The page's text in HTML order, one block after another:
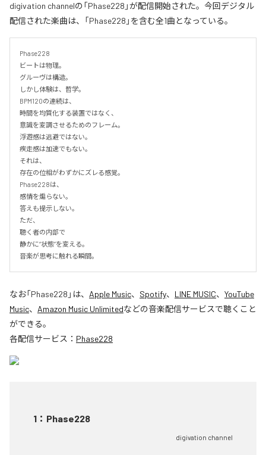
digivation channelの「Phase228」が配信開始された。今回デジタル
配信された楽曲は、「Phase228」を含む全1曲となっている。
Phase228
ビートは物理。
グルーヴは構造。
しかし体験は、哲学。
BPM120の連続は、
時間を均質化する装置ではなく、
意識を変調させるためのフレーム。
浮遊感は逃避ではない。
疾走感は加速でもない。
それは、
存在の位相がわずかにズレる感覚。
Phase228は、
感情を煽らない。
答えも提示しない。
ただ、
聴く者の内部で
静かに“状態”を変える。
音楽が思考に触れる瞬間。
なお「Phase228 」は、 Apple Music、 Spotify、 LINE MUSIC、 YouTube
Music、 Amazon Music Unlimitedなどの音楽配信サービスで聴くこと
ができる。
各配信サービス： Phase228
1 ： Phase228
digivation channel